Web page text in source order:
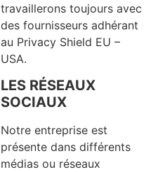
travaillerons toujours avec
des fournisseurs adhérant
au Privacy Shield EU –
USA.
LES RÉSEAUX
SOCIAUX
Notre entreprise est
présente dans différents
médias ou réseaux